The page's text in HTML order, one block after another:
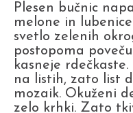
Plesen bučnic
melone in
svetlo zelenih
postopoma
kasneje
na listih, zato list
mozaik. Okuženi
zelo krhki. Zato